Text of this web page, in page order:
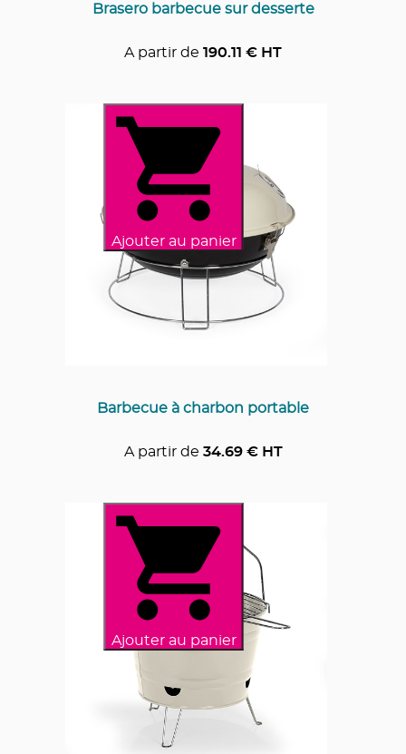
Brasero barbecue sur desserte
A partir de 190.11 € HT
Ajouter au panier
Barbecue à charbon portable
A partir de 34.69€ HT
Ajouter au panier